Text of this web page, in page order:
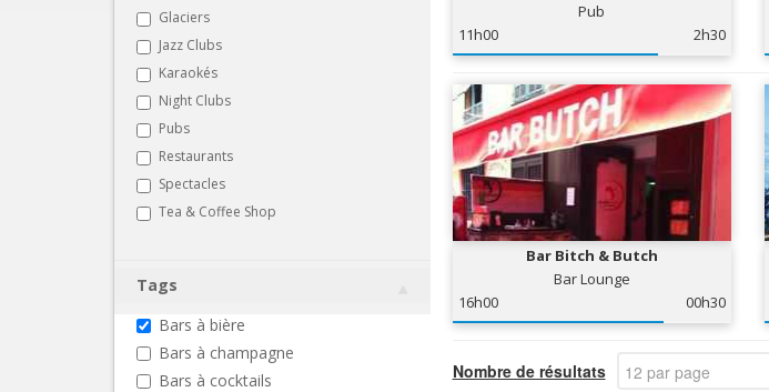
Glaciers
Jazz Clubs
Karaokés
Night Clubs
Pubs
Restaurants
Spectacles
Tea & Coffee Shop
Tags
Bars à bière
Bars à champagne
Bars à cocktails
Pub
11h00
2h30
Bar Bitch & Butch
Bar Lounge
16h00
00h30
Nombre de résultats 12 par page